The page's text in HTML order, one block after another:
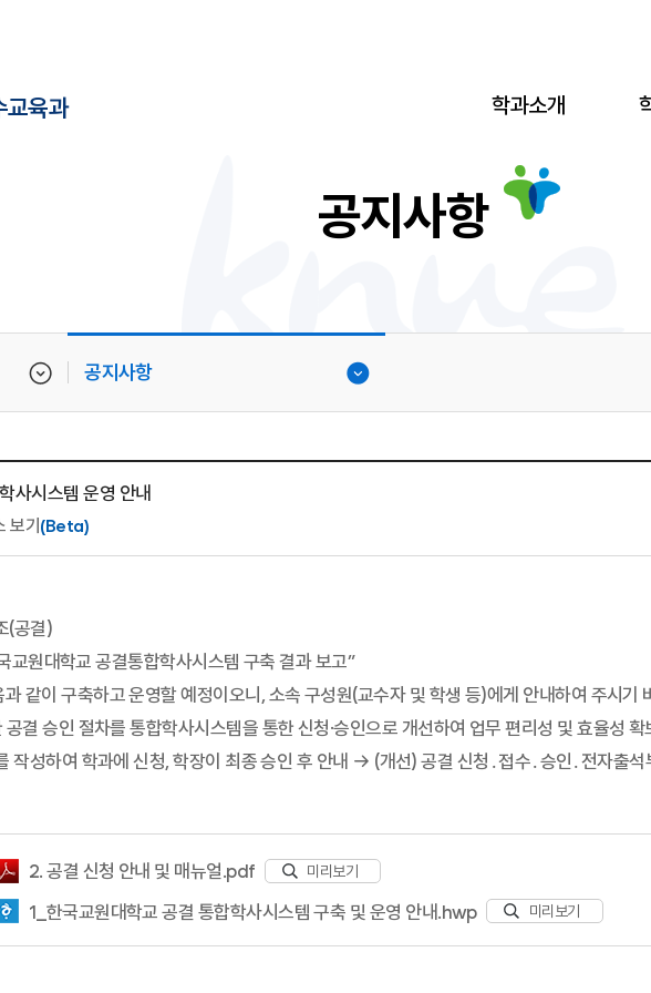
교육과 학과소개
공지사항
공지사항
사시스템 운영 안내
보기 (Beta)
(공결)
원대학교 공결통합학사시스템 구축 결과 보고”
같이 구축하고 운영할 예정이오니, 소속 구성원(교수자 및 학생 등)에게 안내하여 주시기
결 승인 절차를 통합학사시스템을 통한 신청·승인으로 개선하여 업무 편리성 및 효율성 확
작성하여 학과에 신청, 학장이 최종 승인 후 안내 → (개선) 공결 신청․접수․승인․전자출석
2. 공결 신청 안내 및 매뉴얼.pdf 미리보기
1_한국교원대학교 공결 통합학사시스템 구축 및 운영 안내.hwp 미리보기